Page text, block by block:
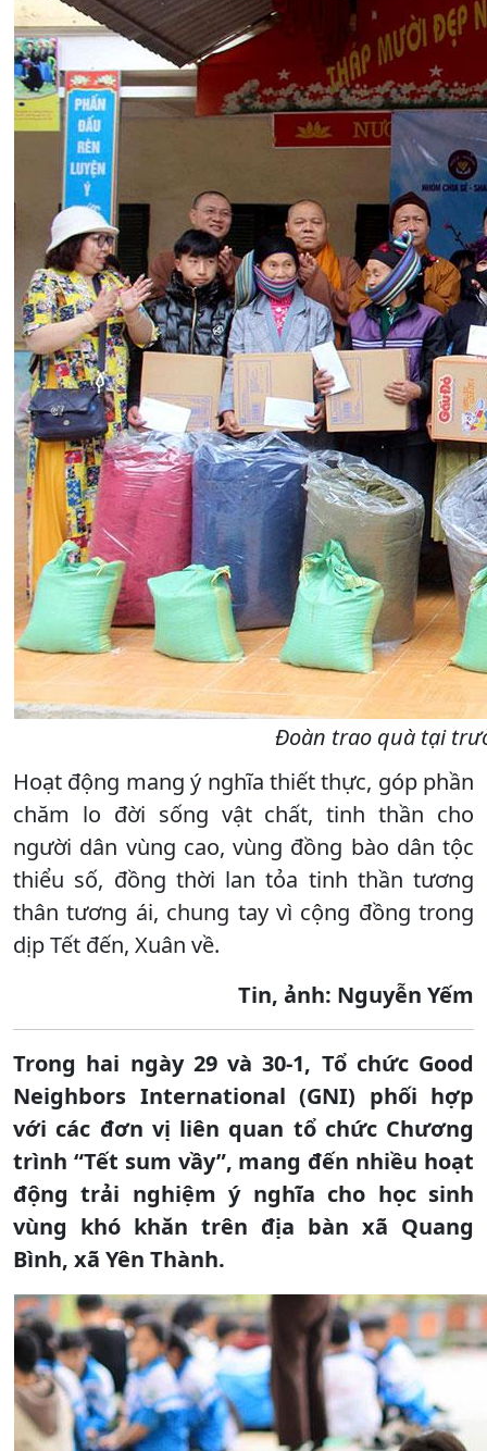
Đoàn trao quà tại
Hoạt động mang ý nghĩa thiết thực, góp phần
chăm lo đời sống vật chất, tinh thần cho
người dân vùng cao, vùng đồng bào dân tộc
thiểu số, đồng thời lan tỏa tinh thần tương
thân tương ái, chung tay vì cộng đồng trong
dịp Tết đến, Xuân về.
Tin, ảnh: Nguyễn Yếm
Trong hai ngày 29 và 30-1, Tổ chức Good
Neighbors International (GNI) phối hợp
với các đơn vị liên quan tổ chức Chương
trình “Tết sum vầy”, mang đến nhiều hoạt
động trải nghiệm ý nghĩa cho học sinh
vùng khó khăn trên địa bàn xã Quang
Bình, xã Yên Thành.